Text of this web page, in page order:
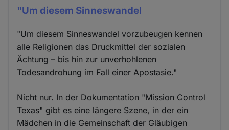
"Um diesem Sinneswandel
"Um diesem Sinneswandel vorzubeugen kennen
alle Religionen das Druckmittel der sozialen
Ächtung – bis hin zur unverhohlenen
Todesandrohung im Fall einer Apostasie."
Nicht nur. In der Dokumentation "Mission Control
Texas" gibt es eine längere Szene, in der ein
Mädchen in die Gemeinschaft der Gläubigen